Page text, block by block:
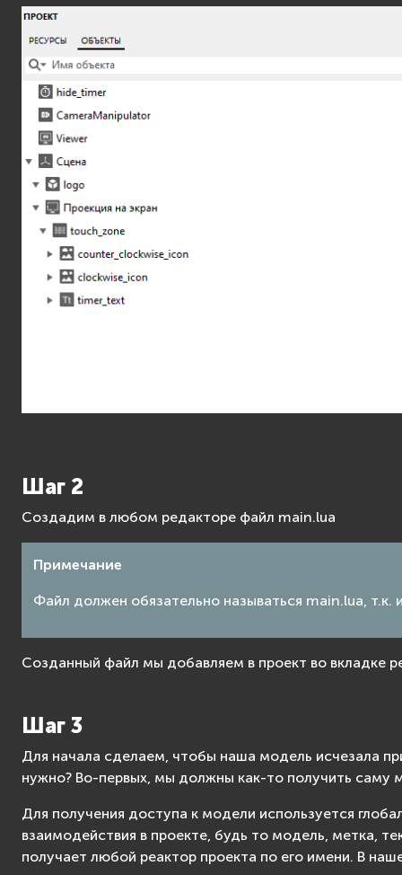
Шаг 2
Создадим в любом редакторе файл main.lua
Примечание
Файл должен обязательно называться main.lua,
Созданный файл мы добавляем в проект во вкладке
Шаг 3
Для начала сделаем, чтобы наша модель исчезала
нужно? Во-первых, мы должны как-то получить саму
Для получения доступа к модели используется
взаимодействия в проекте, будь то модель, метка,
получает любой реактор проекта по его имени. В